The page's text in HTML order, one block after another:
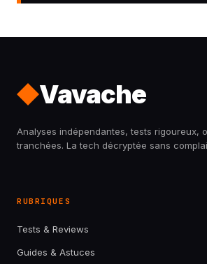
Vavache
Analyses indépendantes, tests rigoureux,
tranchées. La tech décryptée sans
RUBRIQUES
Tests & Reviews
Guides & Astuces